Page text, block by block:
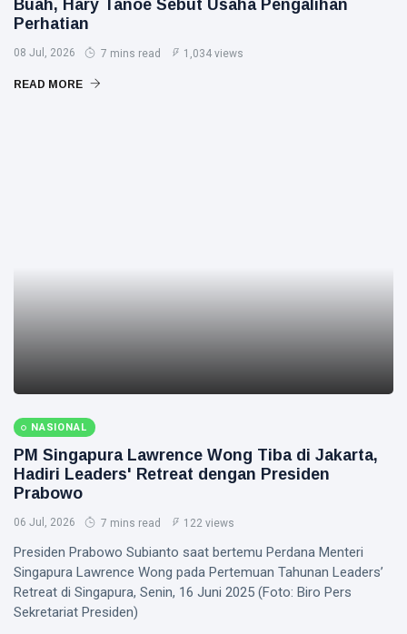
Buah, Hary Tanoe Sebut Usaha Pengalihan
Perhatian
08 Jul, 2026 7 mins read 1,034 views
READ MORE
NASIONAL
PM Singapura Lawrence Wong Tiba di Jakarta,
Hadiri Leaders' Retreat dengan Presiden
Prabowo
06 Jul, 2026 7 mins read 122 views
Presiden Prabowo Subianto saat bertemu Perdana Menteri
Singapura Lawrence Wong pada Pertemuan Tahunan Leaders’
Retreat di Singapura, Senin, 16 Juni 2025 (Foto: Biro Pers
Sekretariat Presiden)